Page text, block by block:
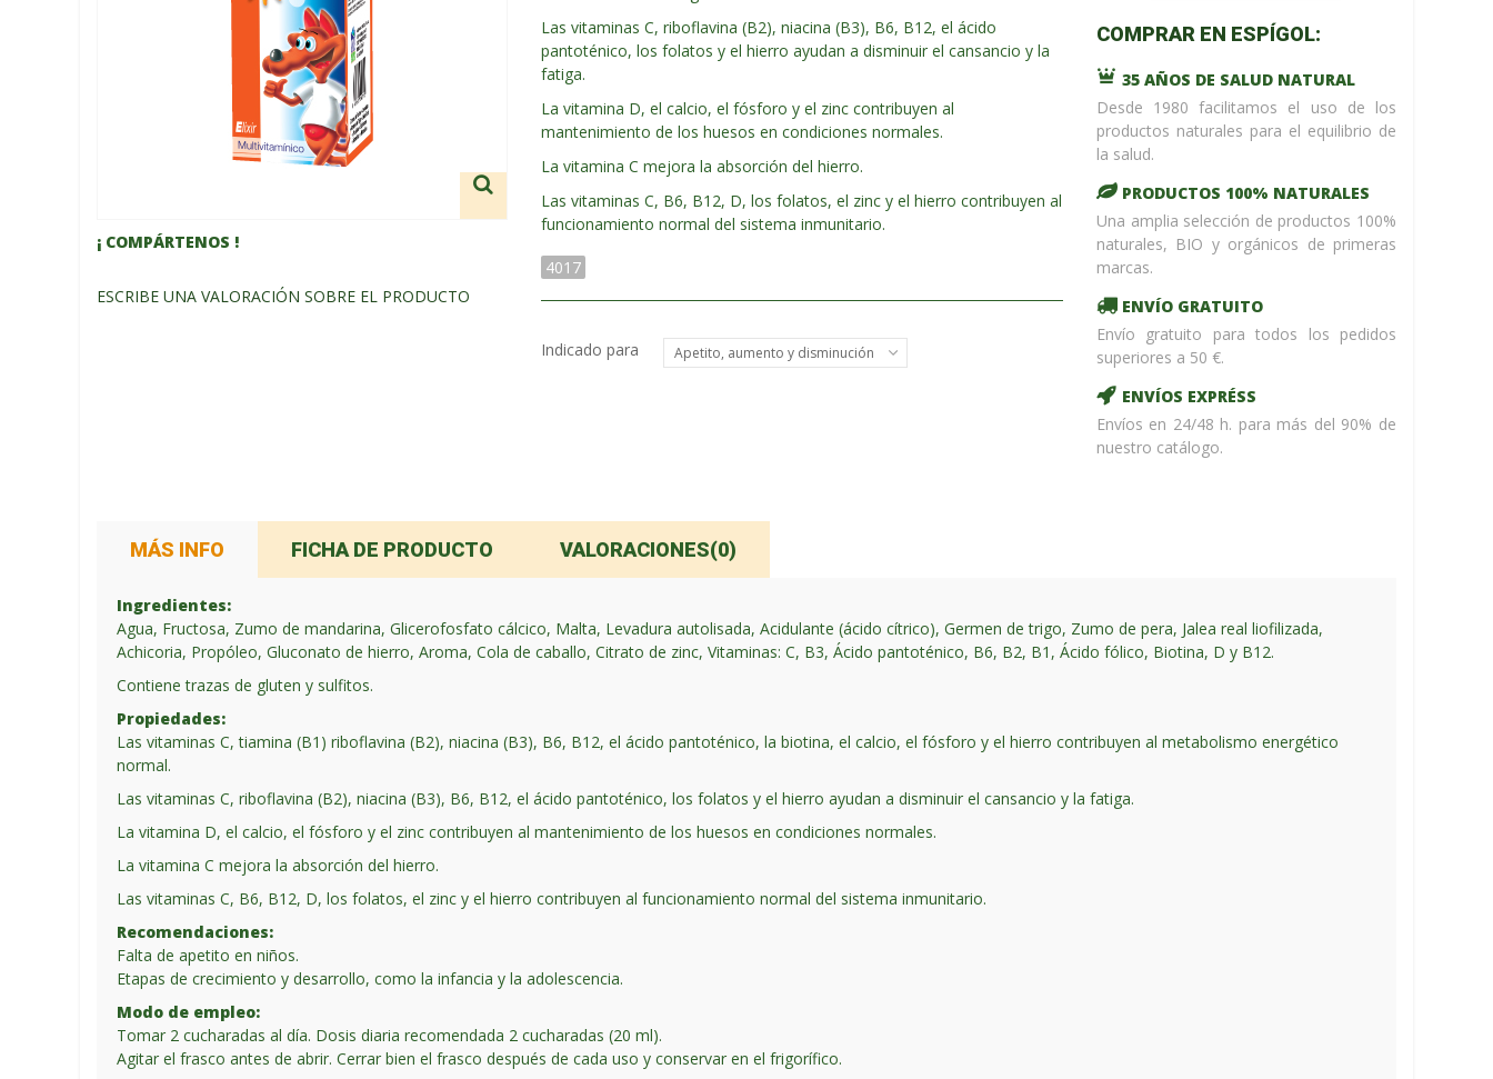
/home/upntonvr/
codeon
line 59
¡ %Dto !
¡ COMPÁRTENOS !
ESCRIBE UNA VALORACIÓN SOBRE EL PRODUCTO
Las vitaminas C, riboflavina (B2), niacina (B3), B6, B12, el ácido
pantoténico, los folatos y el hierro ayudan a disminuir el cansancio y la
fatiga.
La vitamina D, el calcio, el fósforo y el zinc contribuyen al
mantenimiento de los huesos en condiciones normales.
La vitamina C mejora la absorción del hierro.
Las vitaminas C, B6, B12, D, los folatos, el zinc y el hierro contribuyen al
funcionamiento normal del sistema inmunitario.
4017
Indicado para Apetito, aumento y disminución
COMPRAR EN ESPÍGOL:
35 AÑOS DE SALUD NATURAL
Desde 1980 facilitamos el uso de los
productos naturales para el equilibrio de
la salud.
PRODUCTOS 100% NATURALES
Una amplia selección de productos 100%
naturales, BIO y orgánicos de primeras
marcas.
ENVÍO GRATUITO
Envío gratuito para todos los pedidos
superiores a 50 €.
ENVÍOS EXPRÉSS
Envíos en 24/48 h. para más del 90% de
nuestro catálogo.
MÁS INFO FICHA DE PRODUCTO VALORACIONES(0)
Ingredientes:
Agua, Fructosa, Zumo de mandarina, Glicerofosfato cálcico, Malta, Levadura autolisada, Acidulante (ácido cítrico), Germen de trigo, Zumo de pera, Jalea real liofilizada,
Achicoria, Propóleo, Gluconato de hierro, Aroma, Cola de caballo, Citrato de zinc, Vitaminas: C, B3, Ácido pantoténico, B6, B2, B1, Ácido fólico, Biotina, D y B12.
Contiene trazas de gluten y sulfitos.
Propiedades:
Las vitaminas C, tiamina (B1) riboflavina (B2), niacina (B3), B6, B12, el ácido pantoténico, la biotina, el calcio, el fósforo y el hierro contribuyen al metabolismo energético
normal.
Las vitaminas C, riboflavina (B2), niacina (B3), B6, B12, el ácido pantoténico, los folatos y el hierro ayudan a disminuir el cansancio y la fatiga.
La vitamina D, el calcio, el fósforo y el zinc contribuyen al mantenimiento de los huesos en condiciones normales.
La vitamina C mejora la absorción del hierro.
Las vitaminas C, B6, B12, D, los folatos, el zinc y el hierro contribuyen al funcionamiento normal del sistema inmunitario.
Recomendaciones:
Falta de apetito en niños.
Etapas de crecimiento y desarrollo, como la infancia y la adolescencia.
Modo de empleo:
Tomar 2 cucharadas al día. Dosis diaria recomendada 2 cucharadas (20 ml).
Agitar el frasco antes de abrir. Cerrar bien el frasco después de cada uso y conservar en el frigorífico.